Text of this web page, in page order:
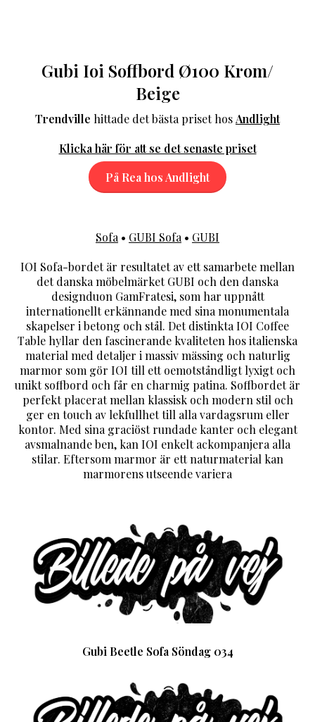
Gubi Ioi Soffbord Ø100 Krom/
Beige
Trendville hittade det bästa priset hosAndlight
Klicka här för att se det senaste priset
På Rea hos Andlight
Sofa • GUBI Sofa • GUBI
IOI Sofa-bordet är resultatet av ett samarbete mellan
det danska möbelmärket GUBI och den danska
designduon GamFratesi, som har uppnått
internationellt erkännande med sina monumentala
skapelser i betong och stål. Det distinkta IOI Coffee
Table hyllar den fascinerande kvaliteten hos italienska
material med detaljer i massiv mässing och naturlig
marmor som gör IOI till ett oemotståndligt lyxigt och
unikt soffbord och får en charmig patina. Soffbordet är
perfekt placerat mellan klassisk och modern stil och
ger en touch av lekfullhet till alla vardagsrum eller
kontor. Med sina graciöst rundade kanter och elegant
avsmalnande ben, kan IOI enkelt ackompanjera alla
stilar. Eftersom marmor är ett naturmaterial kan
marmorens utseende variera
Gubi Beetle Sofa Söndag 034